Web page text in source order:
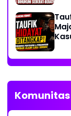
Komunitas